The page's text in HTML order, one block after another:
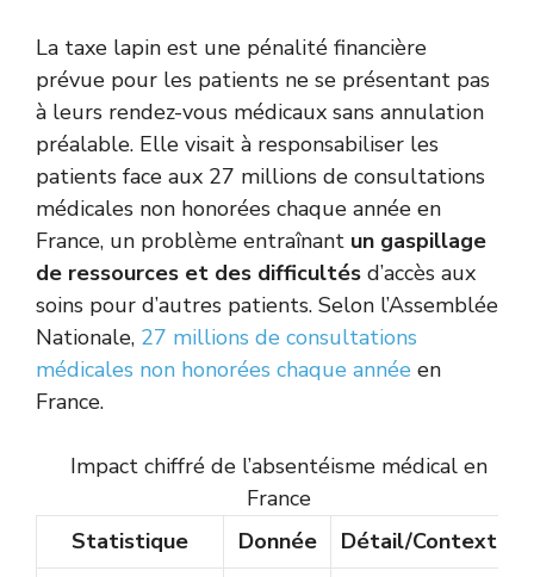
La taxe lapin est une pénalité financière
prévue pour les patients ne se présentant pas
à leurs rendez-vous médicaux sans annulation
préalable. Elle visait à responsabiliser les
patients face aux 27 millions de consultations
médicales non honorées chaque année en
France, un problème entraînant un gaspillage
de ressources et des difficultés d’accès aux
soins pour d’autres patients. Selon l’Assemblée
Nationale, 27 millions de consultations
médicales non honorées chaque année en
France.
Impact chiffré de l’absentéisme médical en
France
Statistique
Donnée Détail/Contexte